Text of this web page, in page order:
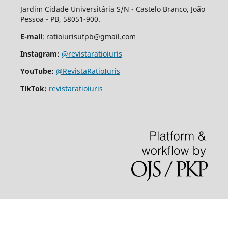
Jardim Cidade Universitária S/N - Castelo Branco, João
Pessoa - PB, 58051-900.
E-mail: ratioiurisufpb@gmail.com
Instagram: @revistaratioiuris
YouTube: @RevistaRatioIuris
TikTok: revistaratioiuris